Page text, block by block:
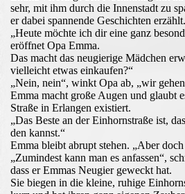
sehr, mit ihm durch die Innenstadt zu
er dabei spannende Geschichten erzählt.
„Heute möchte ich dir eine ganz
eröffnet Opa Emma.
Das macht das neugierige Mädchen
vielleicht etwas einkaufen?“
„Nein, nein“, winkt Opa ab, „wir
Emma macht große Augen und glaubt
Straße in Erlangen existiert.
„Das Beste an der Einhornstraße ist,
den kannst.“
Emma bleibt abrupt stehen. „Aber
„Zumindest kann man es anfassen“,
dass er Emmas Neugier geweckt hat.
Sie biegen in die kleine, ruhige